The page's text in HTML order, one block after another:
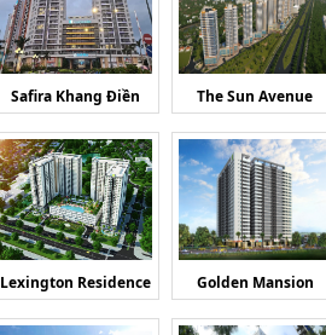
Safira Khang Điền The Sun Avenue
Lexington Residence Golden Mansion